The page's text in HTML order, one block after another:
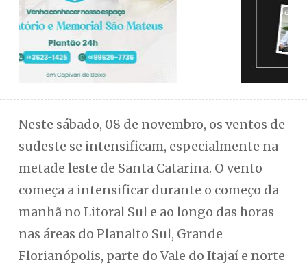
Neste sábado, 08 de novembro, os ventos de
sudeste se intensificam, especialmente na
metade leste de Santa Catarina. O vento
começa a intensificar durante o começo da
manhã no Litoral Sul e ao longo das horas
nas áreas do Planalto Sul, Grande
Florianópolis, parte do Vale do Itajaí e norte